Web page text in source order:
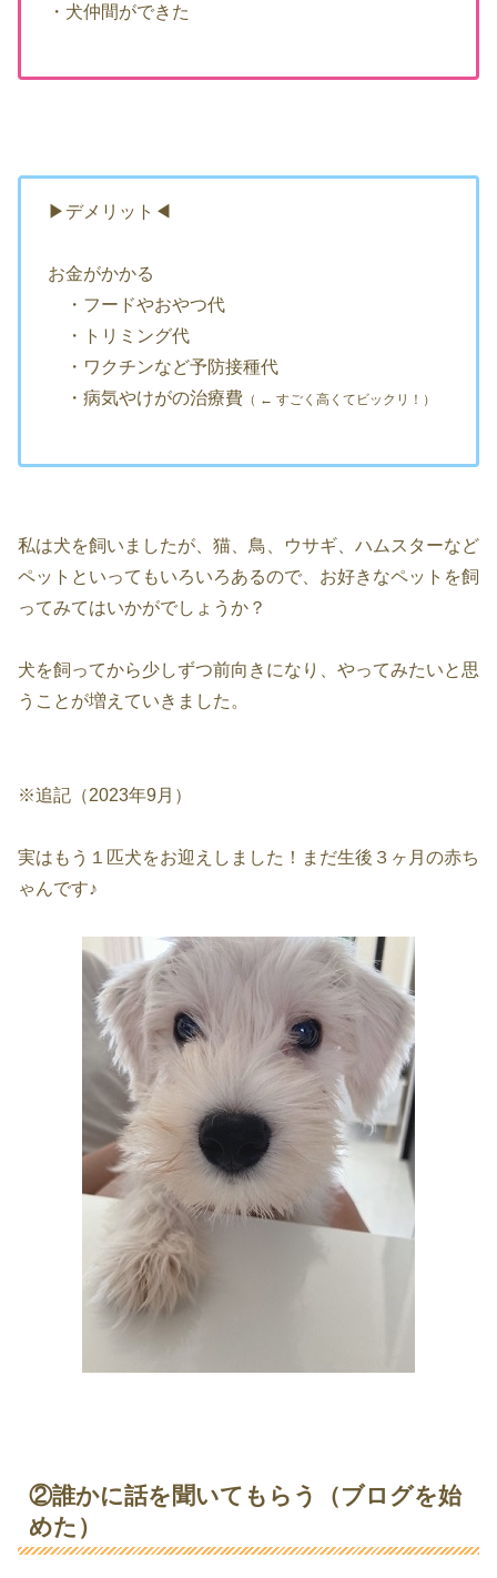
・犬仲間ができた
▶デメリット◀
お金がかかる
・フードやおやつ代
・トリミング代
・ワクチンなど予防接種代
・病気やけがの治療費 （ ← すごく高くてビックリ！）
私は犬を飼いましたが、猫、鳥、ウサギ、ハムスターなど
ペットといってもいろいろあるので、お好きなペットを飼
ってみてはいかがでしょうか？
犬を飼ってから少しずつ前向きになり、やってみたいと思
うことが増えていきました。
※追記（2023年9月）
実はもう１匹犬をお迎えしました！まだ生後３ヶ月の赤ち
ゃんです♪
②誰かに話を聞いてもらう（ブログを始
めた）